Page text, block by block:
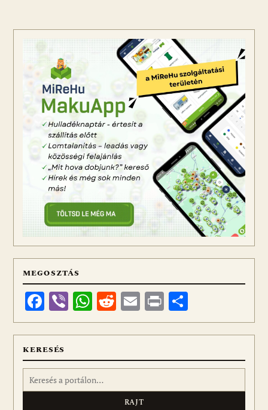
MEGOSZTÁS
Facebook
ViberWhatsApp
Reddit
Email
Print
meg
KERESÉS
Keresés: